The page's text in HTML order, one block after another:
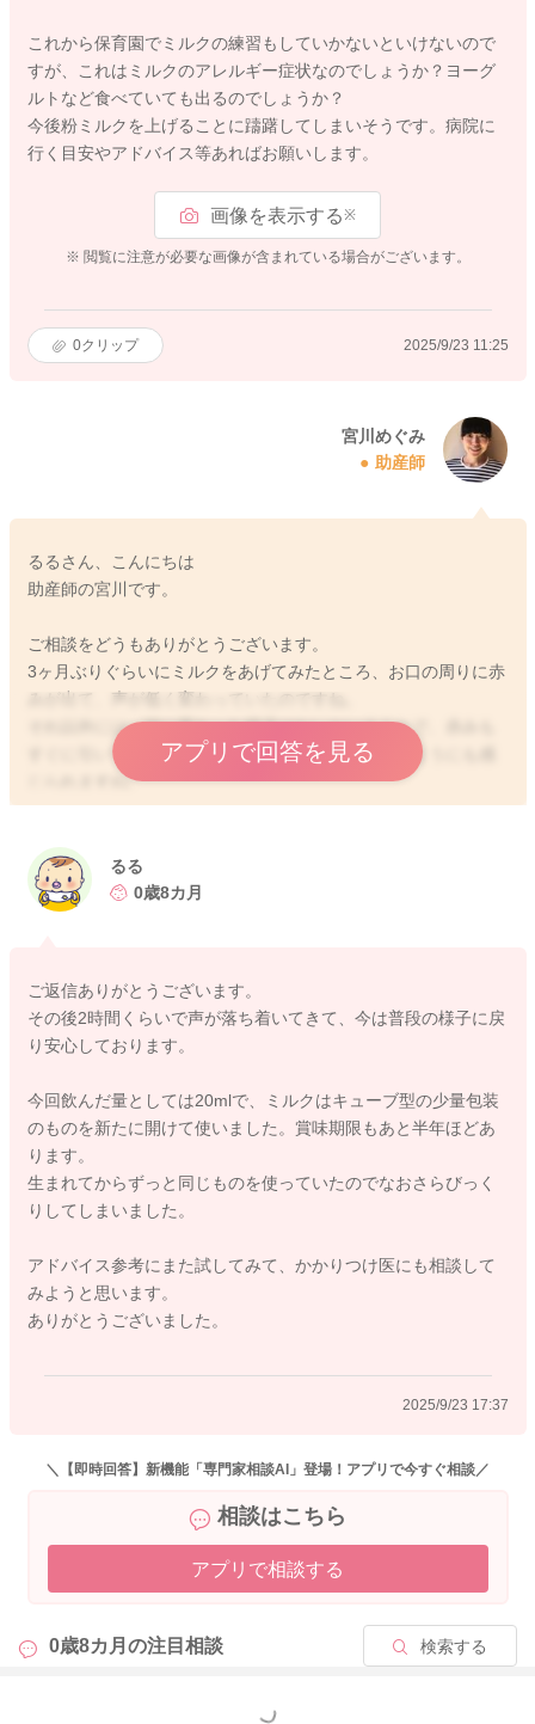
これから保育園でミルクの練習もしていかないといけないので
すが、これはミルクのアレルギー症状なのでしょうか？ヨーグ
ルトなど食べていても出るのでしょうか？
今後粉ミルクを上げることに躊躇してしまいそうです。病院に
行く目安やアドバイス等あればお願いします。
画像を表示する※
※ 閲覧に注意が必要な画像が含まれている場合がございます。
0クリップ 2025/9/23 11:25
宮川めぐみ
助産師
るるさん、こんにちは
助産師の宮川です。
ご相談をどうもありがとうございます。
3ヶ月ぶりぐらいにミルクをあげてみたところ、お口の周りに赤
みが出て、声が低く変わっていたのですね。
それ以外には、特に変わった様子はないということで、赤みも
すぐに引いていたということなので、アレルギーのようにも感
じられますね。
となので、何に反応をして赤みが出ていたのか、わからないの
ですが、一度かかりつけの先生にもご相談をされてみてはいか
にも、今後の進め方など相談をされてみてもいいと思います。
4,5日ほど日を開けて、今回飲んでいたミルク量よりも少ない量
それでやはり同じように赤みが出るようでしたら、受診をされ
てみてはいかがでしょうか？
今回どれぐらいの量を飲んでくれていたのかわからないのです
が、半分ぐらいの量にされてみてはいかがでしょうか？
のということでよかったでしょうか？
開封をしてから1ヶ月以上経過をしていることもありましたら、
その影響もあって、アレルギーのような症状が出やすくなるこ
どうぞよろしくお願いします。
アプリで回答を見る
るる
0歳8カ月
ご返信ありがとうございます。
その後2時間くらいで声が落ち着いてきて、今は普段の様子に戻
り安心しております。
今回飲んだ量としては20mlで、ミルクはキューブ型の少量包装
のものを新たに開けて使いました。賞味期限もあと半年ほどあ
ります。
生まれてからずっと同じものを使っていたのでなおさらびっく
りしてしまいました。
アドバイス参考にまた試してみて、かかりつけ医にも相談して
みようと思います。
ありがとうございました。
2025/9/23 17:37
＼【即時回答】新機能「専門家相談AI」登場！アプリで今すぐ相談／
相談はこちら
アプリで相談する
0歳8カ月の注目相談 検索する
もっと見る